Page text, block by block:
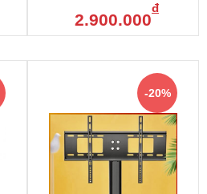
2.900.000
đ
-20%